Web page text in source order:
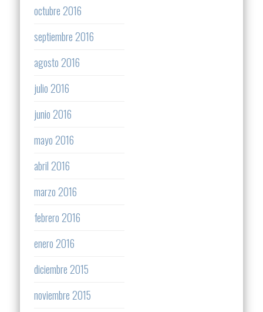
octubre 2016
septiembre 2016
agosto 2016
julio 2016
junio 2016
mayo 2016
abril 2016
marzo 2016
febrero 2016
enero 2016
diciembre 2015
noviembre 2015